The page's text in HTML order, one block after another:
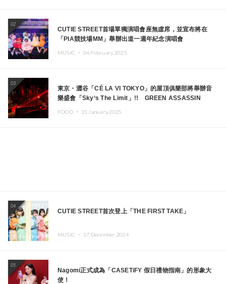
02
CUTIE STREET首場單獨演唱會座無虛席，並宣布將在
「PIA競技場MM」舉辦出道一週年紀念演唱會
MUSIC ・ 04.February.2025
03
東京・澀谷「CÉ LA VI TOKYO」的屋頂俱樂部將舉辦音
樂盛會「Sky‘s The Limit」!! GREEN ASSASSIN
本頂尖DJ及創作者齊聚一堂
FOOD ・ 21.January.2025
04
CUTIE STREET首次登上「THE FIRST TAKE」
MUSIC ・ 17.December.2024
05
Nagomi正式成為「CASETiFY 假日禮物指南」的形象大
使！